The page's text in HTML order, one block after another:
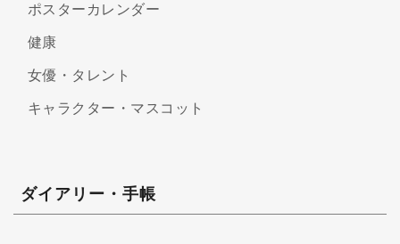
ポスターカレンダー
健康
女優・タレント
キャラクター・マスコット
ダイアリー・手帳